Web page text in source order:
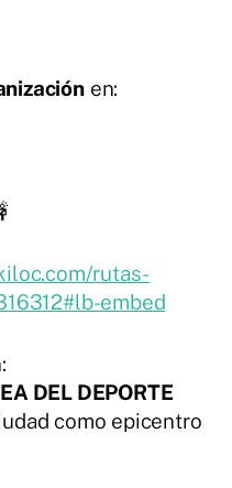
en:
rutas-
embed
DEL DEPORTE
como epicentro